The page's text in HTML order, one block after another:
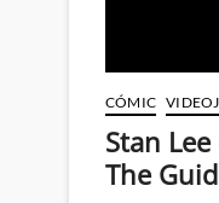
CÓMIC
Stan
The